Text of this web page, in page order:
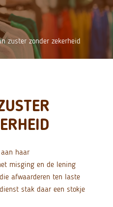
zuster zonder zekerheid
haar
misging en de lening
afwaarderen ten laste
stak daar een stokje